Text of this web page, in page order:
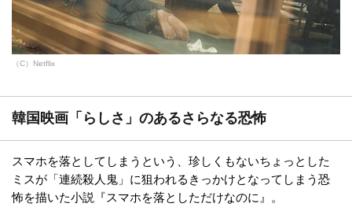
（C）Netflix
韓国映画「らしさ」のあるさらなる恐怖
スマホを落としてしまうという、珍しくもないちょっとした
ミスが「連続殺人鬼」に狙われるきっかけとなってしまう恐
怖を描いた小説『スマホを落としただけなのに』。